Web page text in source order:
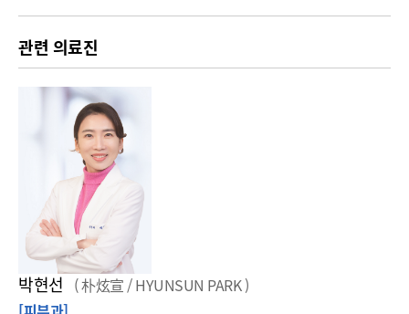
관련 의료진
박현선 ( 朴炫宣 / HYUNSUN PARK )